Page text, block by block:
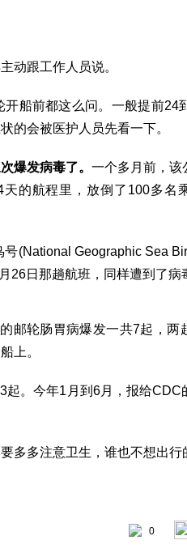
动跟工作人员说。
船前都这么问。一般提前24
的会被医护人员先看一下。
爆发病毒了。 一个多月前，该
的航程里，放倒了100多名
(National Geographic Sea
26日那趟航班，同样遭到了病
邮轮肠胃病爆发一共7起，两
上。
。今年1月到6月，报给CDC
多多注意卫生，谁也不想出行
0